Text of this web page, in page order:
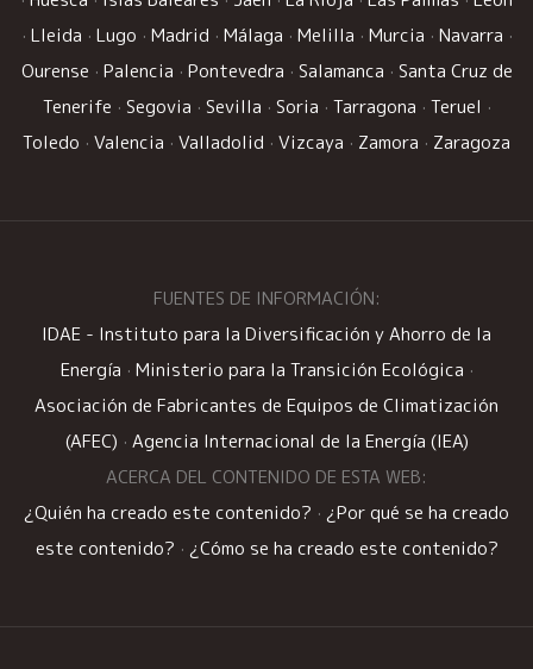
· Lleida · Lugo · Madrid · Málaga · Melilla · Murcia · Navarra ·
Ourense · Palencia · Pontevedra · Salamanca · Santa Cruz de
Tenerife · Segovia · Sevilla · Soria · Tarragona · Teruel ·
Toledo · Valencia · Valladolid · Vizcaya · Zamora · Zaragoza
FUENTES DE INFORMACIÓN:
IDAE - Instituto para la Diversificación y Ahorro de la
Energía · Ministerio para la Transición Ecológica ·
Asociación de Fabricantes de Equipos de Climatización
(AFEC) · Agencia Internacional de la Energía (IEA)
ACERCA DEL CONTENIDO DE ESTA WEB:
¿Quién ha creado este contenido? · ¿Por qué se ha creado
este contenido? · ¿Cómo se ha creado este contenido?